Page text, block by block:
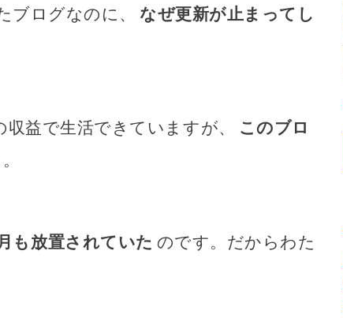
ブログなのに、
なぜ更新が止まってし
益で生活できていますが、
このブロ
。
も放置されていた のです。だからわた